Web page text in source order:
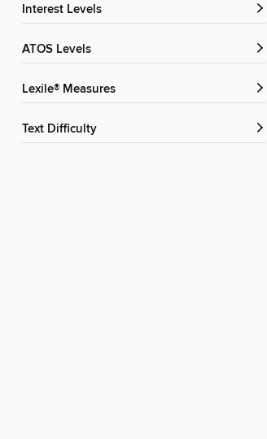
Interest Levels
ATOS Levels
Lexile® Measures
Text Difficulty